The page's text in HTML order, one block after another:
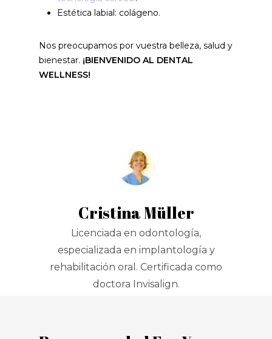
Estética labial: colágeno.
Nos preocupamos por vuestra belleza, salud y
bienestar. ¡BIENVENIDO AL DENTAL
WELLNESS!
Cristina Müller
Licenciada en odontología,
especializada en implantología y
rehabilitación oral. Certificada como
doctora Invisalign.